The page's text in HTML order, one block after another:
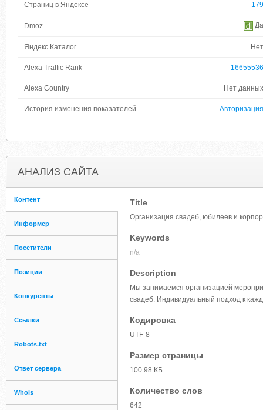
Страниц в Яндексе 179
Dmoz Да
Яндекс Каталог Нет
Alexa Traffic Rank 16655536
Alexa Country Нет данных
История изменения показателей Авторизация
АНАЛИЗ САЙТА
Контент
Информер
Посетители
Позиции
Конкуренты
Ссылки
Robots.txt
Ответ сервера
Whois
Title
Организация свадеб, юбилеев и
Keywords
n/a
Description
Мы занимаемся организацией
свадеб. Индивидуальный подход к кажд
Кодировка
UTF-8
Размер страницы
100.98 КБ
Количество слов
642